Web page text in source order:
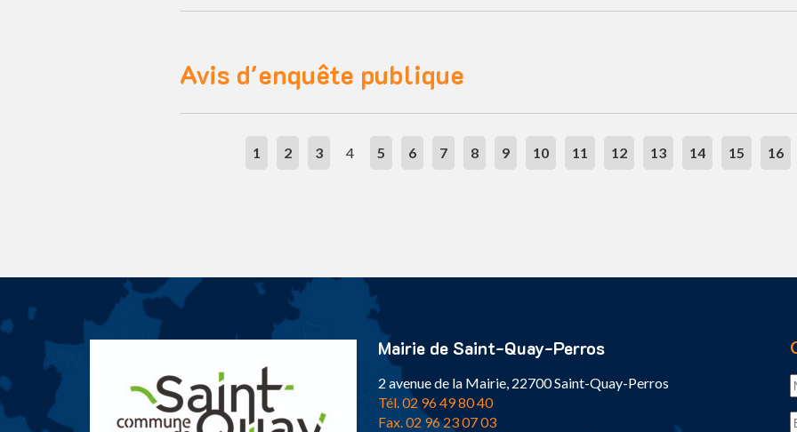
Avis d'enquête publique
1 2 3 4 5 6 7 8 9 10 11 12 13 14 15 16
Mairie de Saint-Quay-Perros
2 avenue de la Mairie, 22700 Saint-Quay-Perros
Tél. 02 96 49 80 40
Fax. 02 96 23 07 03